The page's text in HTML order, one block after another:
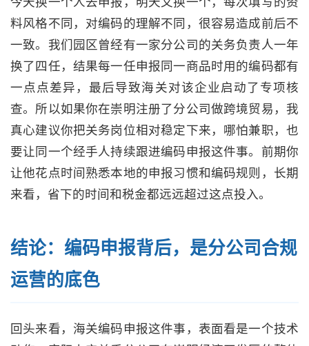
料风格不同，对编码的理解不同，很容易造成前后不
一致。我们园区曾经有一家分公司的关务负责人一年
换了四任，结果每一任申报同一商品时用的编码都有
一点点差异，最后导致海关对该企业启动了专项核
查。所以如果你在崇明注册了分公司做跨境贸易，我
真心建议你把关务岗位相对稳定下来，哪怕兼职，也
要让同一个经手人持续跟进编码申报这件事。前期你
让他花点时间熟悉本地的申报习惯和编码规则，长期
来看，省下的时间和税金都远远超过这点投入。
结论：编码申报背后，是分公司合规
运营的底色
回头来看，海关编码申报这件事，表面看是一个技术